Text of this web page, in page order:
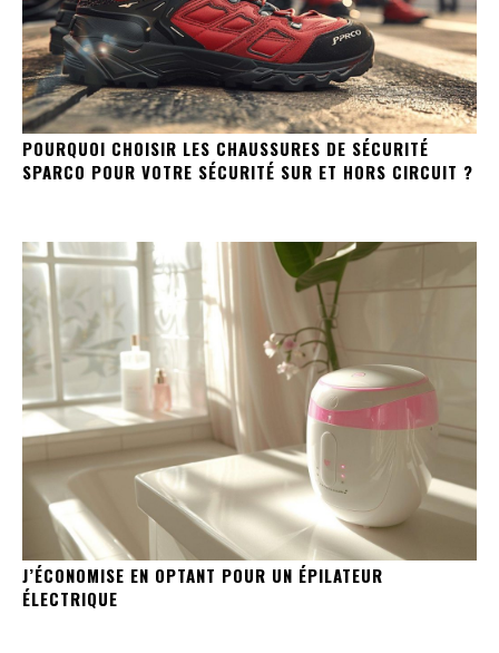
POURQUOI CHOISIR LES CHAUSSURES DE SÉCURITÉ
SPARCO POUR VOTRE SÉCURITÉ SUR ET HORS CIRCUIT ?
J’ÉCONOMISE EN OPTANT POUR UN ÉPILATEUR
ÉLECTRIQUE